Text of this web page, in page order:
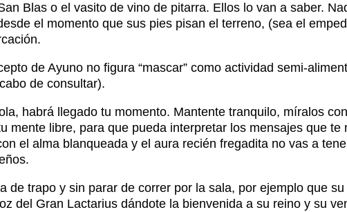
Blas o el vasito de vino de pitarra. Ellos lo van a saber.
el momento que sus pies pisan el terreno, (sea el
de Ayuno no figura “mascar” como actividad semi-
de consultar).
habrá llegado tu momento. Mantente tranquilo, míralos
mente libre, para que pueda interpretar los mensajes que te
el alma blanqueada y el aura recién fregadita no vas a
de trapo y sin parar de correr por la sala, por ejemplo que su
del Gran Lactarius dándote la bienvenida a su reino y su